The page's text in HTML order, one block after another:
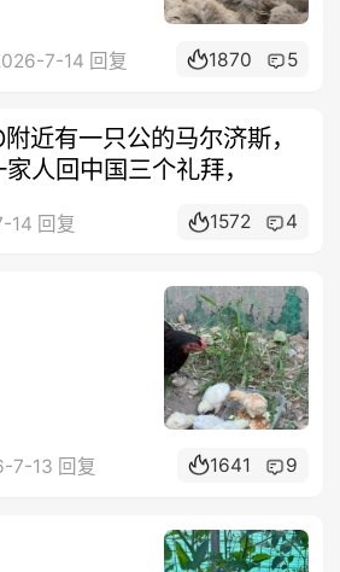
7-14 回复 1870 5
近有一只公的马尔济斯，
人回中国三个礼拜，
14 回复 1572 4
7-13 回复 1641 9